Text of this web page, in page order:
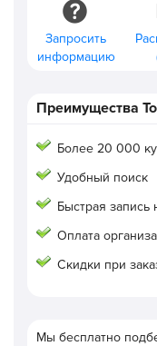
Запросить
информацию
Преимущества
Более 20 000
Удобный поиск
Быстрая запись
Оплата
Скидки при
Мы бесплатно